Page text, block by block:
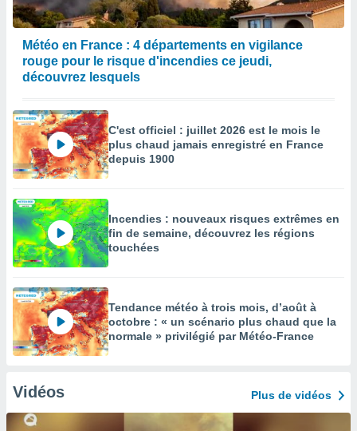
Météo en France : 4 départements en vigilance
rouge pour le risque d'incendies ce jeudi,
découvrez lesquels
C'est officiel : juillet 2026 est le mois le
plus chaud jamais enregistré en France
depuis 1900
Incendies : nouveaux risques extrêmes en
fin de semaine, découvrez les régions
touchées
Tendance météo à trois mois, d’août à
octobre : « un scénario plus chaud que la
normale » privilégié par Météo-France
Vidéos Plus de vidéos